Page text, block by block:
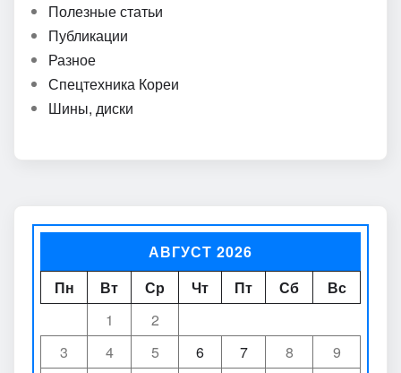
Полезные статьи
Публикации
Разное
Спецтехника Кореи
Шины, диски
АВГУСТ 2026
Пн
Вт Ср Чт Пт Сб
Вс
1
2
3
4 5 6 7 8
9